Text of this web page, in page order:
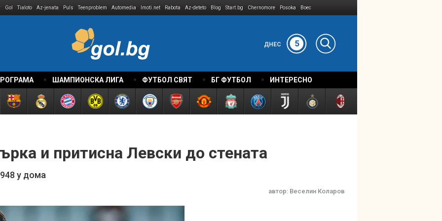
Gol Tialoto Az-jenata Puls Teenproblem Automedia Imoti.net Rabota Az-deteto Blog Start.bg Chernomore Posoka Boec
ДНЕС 5
ШАМПИОНСКА ЛИГА ФУТБОЛ СВЯТ БГ ФУТБОЛ ИНТЕРЕСНО
и притисна Левски до стената
у дома
автор: Веселин Коларов